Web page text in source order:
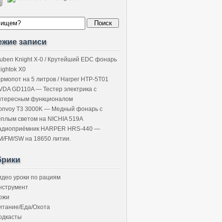
записи
Knight X-0 / Крутейший EDC фонарь
X0
на 5 литров / Harper HTP-5T01
GD110A — Тестер электрика с
функционалом
T3 3000K — Медный фонарь с
светом на NICHIA 519A
HARPER HRS-440 —
FM/SW на 18650 литии.
уроки по рациям
Еда/Охота